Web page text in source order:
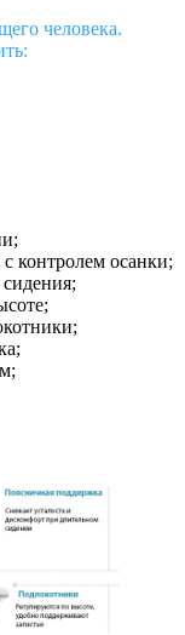
человека.
контролем осанки;